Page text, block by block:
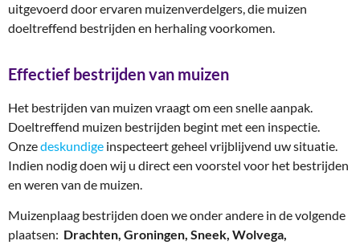
uitgevoerd door ervaren muizenverdelgers, die muizen
doeltreffend bestrijden en herhaling voorkomen.
Effectief bestrijden van muizen
Het bestrijden van muizen vraagt om een snelle aanpak.
Doeltreffend muizen bestrijden begint met een inspectie.
Onzedeskundige inspecteert geheel vrijblijvend uw situatie.
Indien nodig doen wij u direct een voorstel voor het bestrijden
en weren van de muizen.
Muizenplaag bestrijden doen we onder andere in de volgende
plaatsen: Drachten, Groningen, Sneek, Wolvega,